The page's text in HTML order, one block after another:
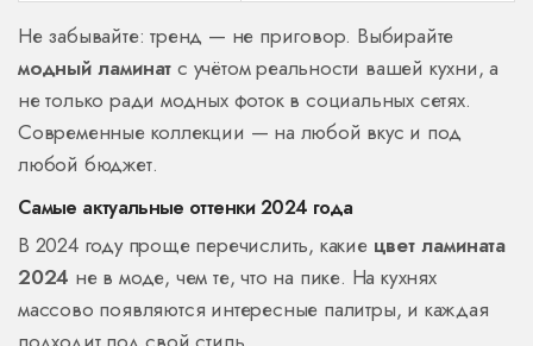
Не забывайте: тренд — не приговор. Выбирайте
модный ламинат с учётом реальности вашей кухни, а
не только ради модных фоток в социальных сетях.
Современные коллекции — на любой вкус и под
любой бюджет.
Самые актуальные оттенки 2024 года
В 2024 году проще перечислить, какие цвет ламината
2024 не в моде, чем те, что на пике. На кухнях
массово появляются интересные палитры, и каждая